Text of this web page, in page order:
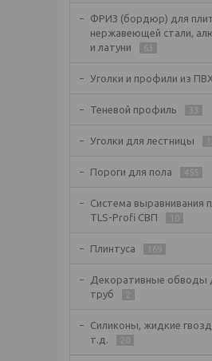
ФРИЗ (бордюр) для
нержавеющей стали,
и латуни
63
Уголки и профили из
Теневой профиль 33
Уголки для лестницы
Пороги для пола 455
Система выравнивания
TLS-Profi СВП
10
Плинтуса 169
Декоративные обводы
труб
2
Силиконы, жидкие
т.д.
20